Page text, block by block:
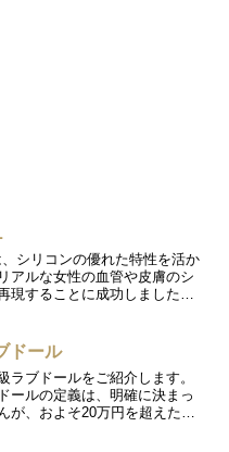
、シリコンの優れた特性を活か
アルな女性の血管や皮膚のシ
現することに成功しました。
発展・成長していくラブドー
ド...
ドール
ラブドールをご紹介します。
ールの定義は、明確に決まっ
が、およそ20万円を超えたく